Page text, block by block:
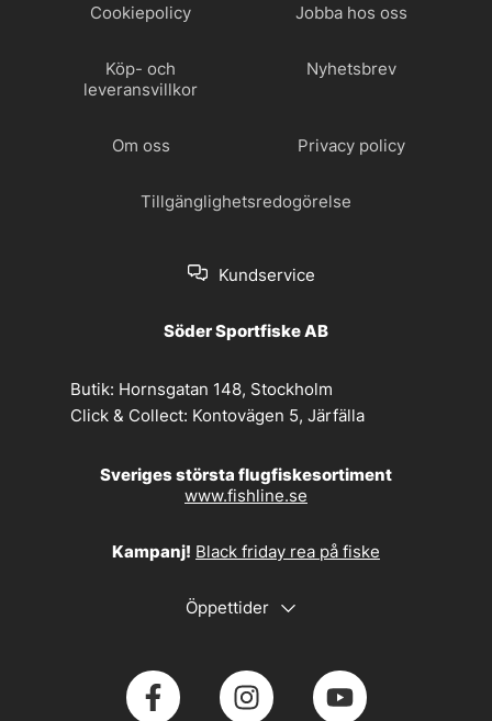
Cookiepolicy Jobba hos oss
Köp- och
leveransvillkor
Nyhetsbrev
Om oss Privacy policy
Tillgänglighetsredogörelse
Kundservice
Söder Sportfiske AB
Butik: Hornsgatan 148, Stockholm
Click & Collect: Kontovägen 5, Järfälla
Sveriges största flugfiskesortiment
www.fishline.se
Kampanj! Black friday rea på fiske
Öppettider